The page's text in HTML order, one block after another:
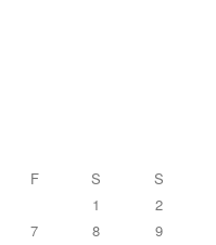
F S
S
1
2
7 8
9